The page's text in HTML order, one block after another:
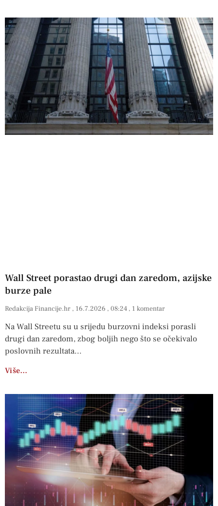
Wall Street porastao drugi dan zaredom, azijske
burze pale
Redakcija Financije.hr 16.7.2026 08:24 1 komentar
Na Wall Streetu su u srijedu burzovni indeksi porasli
drugi dan zaredom, zbog boljih nego što se očekivalo
poslovnih rezultata
Više…